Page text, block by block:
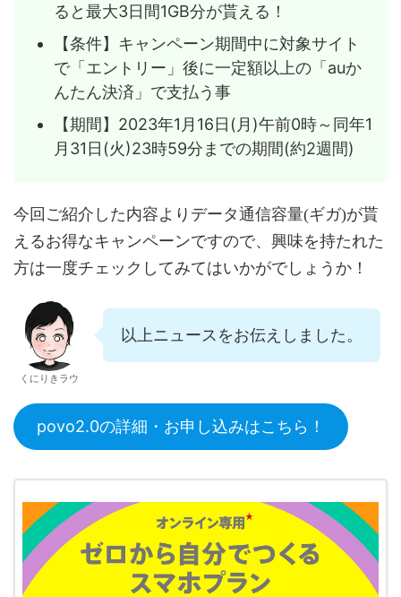
ると最大3日間1GB分が貰える！
【条件】キャンペーン期間中に対象サイト
で「エントリー」後に一定額以上の「auか
んたん決済」で支払う事
【期間】2023年1月16日(月)午前0時～同年1
月31日(火)23時59分までの期間(約2週間)
今回ご紹介した内容よりデータ通信容量(ギガ)が貰
えるお得なキャンペーンですので、興味を持たれた
方は一度チェックしてみてはいかがでしょうか！
くにりきラウ
以上ニュースをお伝えしました。
povo2.0の詳細・お申し込みはこちら！